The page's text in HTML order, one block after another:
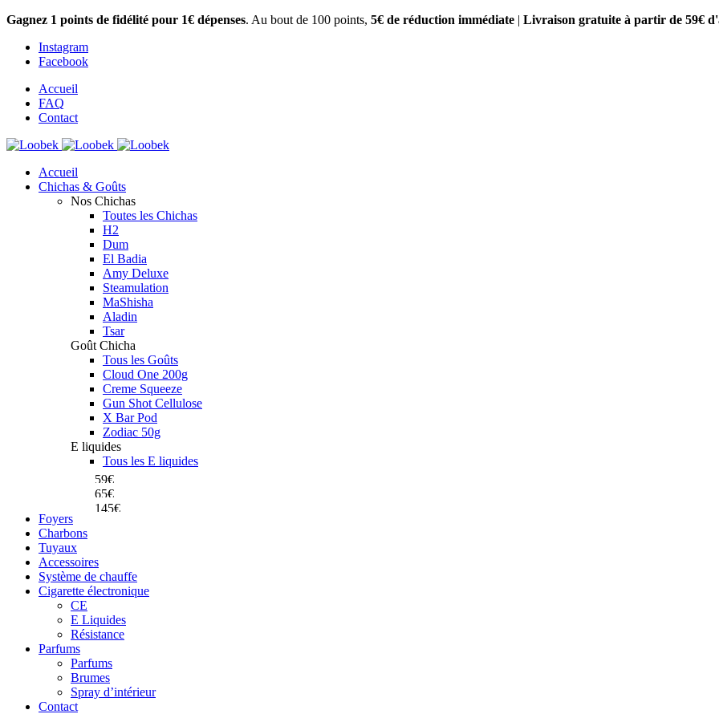
Gagnez 1 points de fidélité pour 1€ dépenses. Au bout de 100 points, 5€ de réduction immédiate | Livraison gratuite à partir de 59€
Instagram
Facebook
Accueil
FAQ
Contact
Accueil
Chichas & Goûts
Nos Chichas
Toutes les Chichas
H2
Dum
El Badia
Amy Deluxe
Steamulation
MaShisha
Aladin
Tsar
Goût Chicha
Tous les Goûts
Cloud One 200g
Creme Squeeze
Gun Shot Cellulose
X Bar Pod
Zodiac 50g
E liquides
Tous les E liquides
Celeste El Badia
59€
Achetez
Dum Magnum Mini
65€
Dum Crazy Skull
145€
Foyers
Charbons
Tuyaux
Accessoires
Système de chauffe
Cigarette électronique
CE
E Liquides
Résistance
Parfums
Parfums
Brumes
Spray d’intérieur
Contact